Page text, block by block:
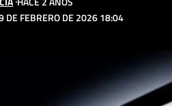
DE FEBRERO DE 2026 18:04